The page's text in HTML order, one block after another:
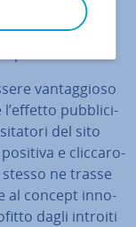
il logo
van­tag­gio­so
l’effetto pub­bli­ci­
del sito
e clic­ca­ro­
ne trasse
al concept in­no­
dagli introiti